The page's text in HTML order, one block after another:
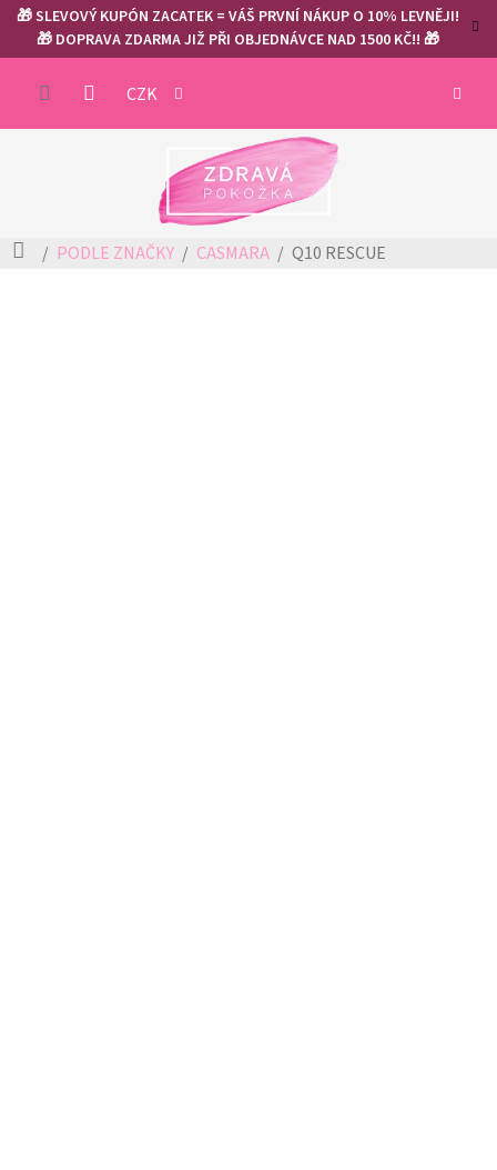
Přejít
obsah
🎁 SLEVOVÝ KUPÓN ZACATEK = VÁŠ PRVNÍ NÁKUP O 10% LEVNĚJI!
🎁 DOPRAVA ZDARMA JIŽ PŘI OBJEDNÁVCE NAD 1500 KČ!! 🎁
CZK
DomůPODLE ZNAČKY CASMARA Q10 RESCUE